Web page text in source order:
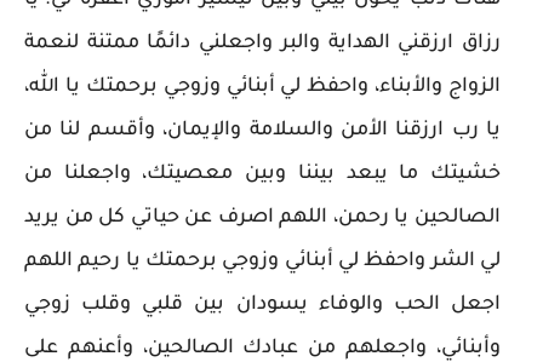
رزاق ارزقني الهداية والبر واجعلني دائمًا ممتنة لنعمة
الزواج والأبناء، واحفظ لي أبنائي وزوجي برحمتك يا الله،
يا رب ارزقنا الأمن والسلامة والإيمان، وأقسم لنا من
خشيتك ما يبعد بيننا وبين معصيتك، واجعلنا من
الصالحين يا رحمن، اللهم اصرف عن حياتي كل من يريد
لي الشر واحفظ لي أبنائي وزوجي برحمتك يا رحيم اللهم
اجعل الحب والوفاء يسودان بين قلبي وقلب زوجي
وأبنائي، واجعلهم من عبادك الصالحين، وأعنهم على